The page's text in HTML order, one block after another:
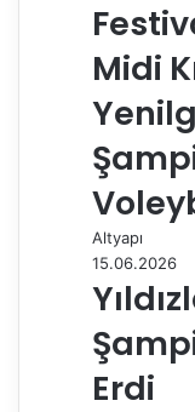
Midi
Altyapı
15.06.2026
Erdi